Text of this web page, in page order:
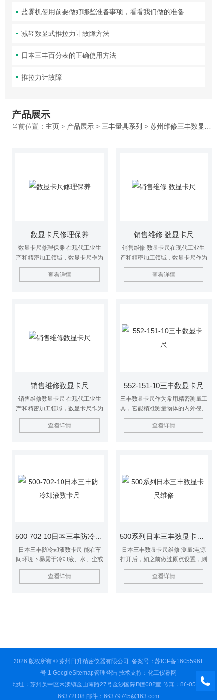
盐雾机使用前要做好哪些准备事项，看看我们做的准备
减轻数显式推拉力计故障方法
日本三丰百分表的正确使用方法
推拉力计故障
产品展示
当前位置： 主页> 产品展示> 三丰量具系列 > 苏州维修三丰数显卡尺
数显卡尺修理保养
数显卡尺修理保养 在现代工业生
产和精密加工领域，数显卡尺作为
一种高精度测量工具，发挥着重要
的作用。它以其独特的设计和*的
查看详情
销售维修 数显卡尺
销售维修 数显卡尺在现代工业生
产和精密加工领域，数显卡尺作为
一种高精度测量工具，发挥着作
用。它以其独特的设计和*的技
查看详情
销售维修数显卡尺
销售维修数显卡尺 在现代工业生
产和精密加工领域，数显卡尺作为
一种高精度测量工具，发挥着作
用。它以其独特的设计和优良的技
查看详情
552-151-10三丰数显卡尺
三丰数显卡尺作为常用精密测量工
具，它能精准测量物体的内外径、
深度及台阶尺寸。采用电子显示技
术，可直接呈现测量结果，避免传
计，适配多种工业场景，为机械加
工、质检等环节提供高效可靠的测
量支持。
查看详情
500-702-10日本三丰防冷却液数卡尺
日本三丰防冷却液数卡尺 能在车
间环境下暴露于冷却液、水、尘或
油中使用 易于使用，无需擦净尺
子 *的设计款式 一体化原点型测量
查看详情
500系列日本三丰数显卡尺维修
日本三丰数显卡尺维修 测量:电源
打开后，如之前做过原点设置，则
无需再进行原点设置，原点可通过
原点按钮改变。 比较测量:显示屏
查看详情
2026 版权所有 © 苏州日升精密仪器有限公司 备案号：苏ICP备16055961
号-1 GoogleSitemap管理登陆技术支持： 化工仪器网
地址：苏州吴中区木渎镇金山南路27号金沙国际B幢602室 传真：86-0512-
66372808 邮件：66379745@163.com